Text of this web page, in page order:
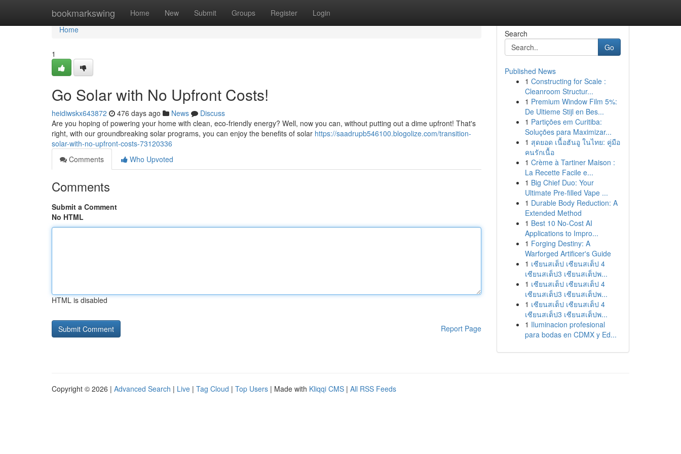
bookmarkswing Home New Submit Groups Register Login
Home
Home
1
Go Solar with No Upfront Costs!
heidiwskx643872 476 days ago News
Discuss
Are you hoping of powering your home with clean, eco-friendly energy? Well, now you can, without putting out a dime upfront! That's
right, with our groundbreaking solar programs, you can enjoy the benefits of solar https://saadrupb546100.blogolize.com/transition-
solar-with-no-upfront-costs-73120336
Comments
Who Upvoted
Comments
Submit a Comment
No HTML
HTML is disabled
Report Page
Search
Go
Published News
1 Constructing for Scale :
Cleanroom Structur...
1 Premium Window Film 5%:
De Ultieme Stijl en Bes...
1 Partições em Curitiba:
Soluções para Maximizar...
1 สุดยอด เนื้อฮันอู ในไทย: คู่มือ
คนรักเนื้อ
1 Crème à Tartiner Maison :
La Recette Facile e...
1 Big Chief Duo: Your
Ultimate Pre-filled Vape ...
1 Durable Body Reduction: A
Extended Method
1 Best 10 No-Cost AI
Applications to Impro...
1 Forging Destiny: A
Warforged Artificer's Guide
1 เซียนสเต็ป เซียนสเต็ป 4
เซียนสเต็ป3 เซียนสเต็ปพ...
1 เซียนสเต็ป เซียนสเต็ป 4
เซียนสเต็ป3 เซียนสเต็ปพ...
1 เซียนสเต็ป เซียนสเต็ป 4
เซียนสเต็ป3 เซียนสเต็ปพ...
1 Iluminacion profesional
para bodas en CDMX y Ed...
Copyright © 2026 | Advanced Search | Live | Tag Cloud | Top Users | Made with Kliqqi CMS | All RSS Feeds